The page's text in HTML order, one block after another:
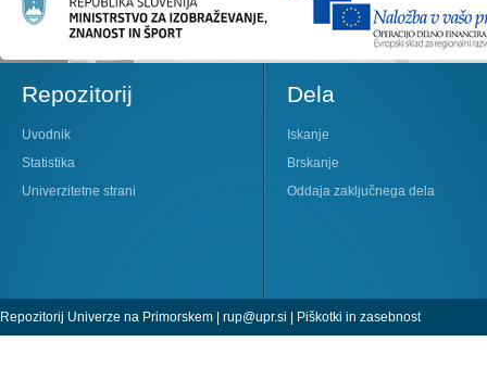
Repozitorij
Uvodnik
Statistika
Univerzitetne strani
Dela
Iskanje
Brskanje
Oddaja zaključnega dela
Repozitorij Univerze na Primorskem | rup@upr.si | Piškotki in zasebnost